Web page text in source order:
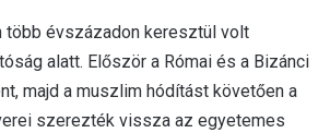
több évszázadon keresztül volt
alatt. Először a Római és a Bizánci
majd a muszlim hódítást követően a
szerezték vissza az egyetemes